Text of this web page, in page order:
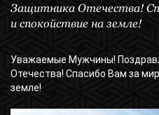
Защитника Отечества!
и спокойствие на земле!
Уважаемые Мужчины!
Отечества! Спасибо Вам за
земле!